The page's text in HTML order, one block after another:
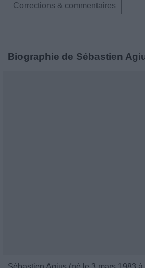
Corrections & commentaires
Biographie de Sébastien